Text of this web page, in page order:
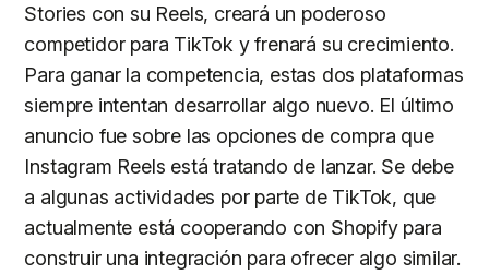
Stories con su Reels, creará un poderoso
competidor para TikTok y frenará su crecimiento.
Para ganar la competencia, estas dos plataformas
siempre intentan desarrollar algo nuevo. El último
anuncio fue sobre las opciones de compra que
Instagram Reels está tratando de lanzar. Se debe
a algunas actividades por parte de TikTok, que
actualmente está cooperando con Shopify para
construir una integración para ofrecer algo similar.